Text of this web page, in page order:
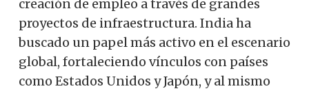
creación de empleo a través de grandes
proyectos de infraestructura. India ha
buscado un papel más activo en el escenario
global, fortaleciendo vínculos con países
como Estados Unidos y Japón, y al mismo